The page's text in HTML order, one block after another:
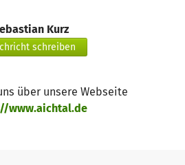
Kurz
schreiben
über unsere Webseite
www.aichtal.de